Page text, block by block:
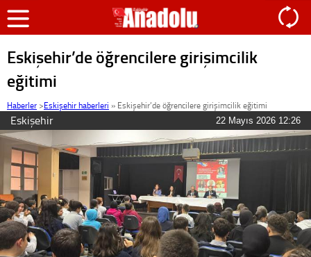
Eskişehir’de öğrencilere girişimcilik
eğitimi
Haberler >Eskişehir haberleri » Eskişehir’de öğrencilere girişimcilik eğitimi
Eskişehir 22 Mayıs 2026 12:26